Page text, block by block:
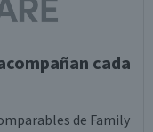
cada
de Family